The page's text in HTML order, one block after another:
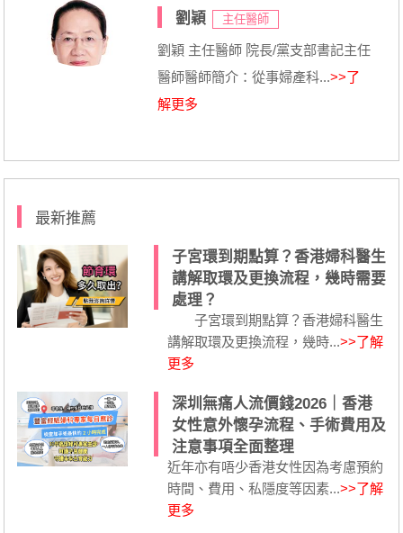
劉穎 主任醫師
劉穎 主任醫師 院長/黨支部書記主任
醫師醫師簡介：從事婦產科...>>了
解更多
最新推薦
子宮環到期點算？香港婦科醫生
講解取環及更換流程，幾時需要
處理？
子宮環到期點算？香港婦科醫生
講解取環及更換流程，幾時...>>了解
更多
深圳無痛人流價錢2026｜香港
女性意外懷孕流程、手術費用及
注意事項全面整理
近年亦有唔少香港女性因為考慮預約
時間、費用、私隱度等因素...>>了解
更多